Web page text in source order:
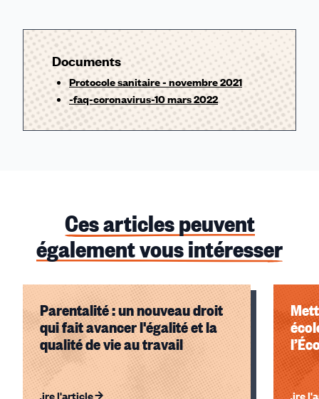
Documents
Protocole sanitaire - novembre 2021
-faq-coronavirus-10 mars 2022
Ces articles peuvent
également vous intéresser
Parentalité : un nouveau droit
qui fait avancer l'égalité et la
qualité de vie au travail
Lire l'article Lire